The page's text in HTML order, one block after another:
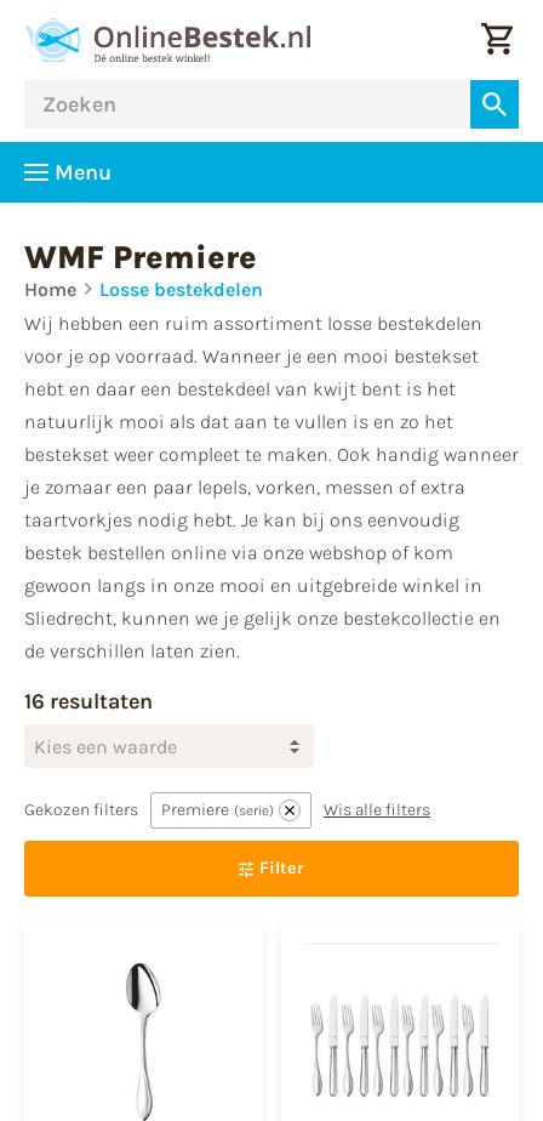
Menu
WMF Premiere
Home
Losse bestekdelen
Wij hebben een ruim assortiment losse bestekdelen
voor je op voorraad. Wanneer je een mooi bestekset
hebt en daar een bestekdeel van kwijt bent is het
natuurlijk mooi als dat aan te vullen is en zo het
bestekset weer compleet te maken. Ook handig wanneer
je zomaar een paar lepels, vorken, messen of extra
taartvorkjes nodig hebt. Je kan bij ons eenvoudig
bestek bestellen online via onze webshop of kom
gewoon langs in onze mooi en uitgebreide winkel in
Sliedrecht, kunnen we je gelijk onze bestekcollectie en
de verschillen laten zien.
16 resultaten
Kies een waarde
Gekozen filters Premiere serie Wis alle filters
Filter